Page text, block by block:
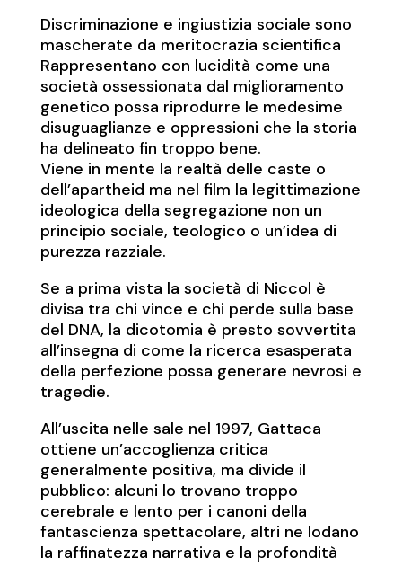
Discriminazione e ingiustizia sociale sono
mascherate da meritocrazia scientifica
Rappresentano con lucidità come una
società ossessionata dal miglioramento
genetico possa riprodurre le medesime
disuguaglianze e oppressioni che la storia
ha delineato fin troppo bene.
Viene in mente la realtà delle caste o
dell’apartheid ma nel film la legittimazione
ideologica della segregazione non un
principio sociale, teologico o un’idea di
purezza razziale.
Se a prima vista la società di Niccol è
divisa tra chi vince e chi perde sulla base
del DNA, la dicotomia è presto sovvertita
all’insegna di come la ricerca esasperata
della perfezione possa generare nevrosi e
tragedie.
All’uscita nelle sale nel 1997, Gattaca
ottiene un’accoglienza critica
generalmente positiva, ma divide il
pubblico: alcuni lo trovano troppo
cerebrale e lento per i canoni della
fantascienza spettacolare, altri ne lodano
la raffinatezza narrativa e la profondità